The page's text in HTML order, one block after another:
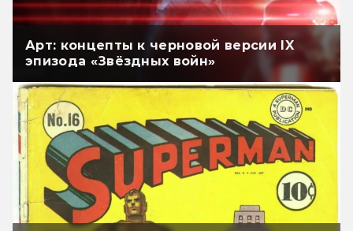
Арт: концепты к черновой версии IX
эпизода «Звёздных войн»